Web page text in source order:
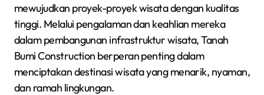
mewujudkan proyek-proyek wisata dengan kualitas
tinggi. Melalui pengalaman dan keahlian mereka
dalam pembangunan infrastruktur wisata, Tanah
Bumi Construction berperan penting dalam
menciptakan destinasi wisata yang menarik, nyaman,
dan ramah lingkungan.